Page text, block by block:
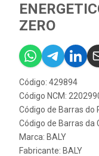
ZERO
Código: 429894
Código NCM:
Código de Barras do
Código de Barras da
Marca: BALY
Fabricante: BALY